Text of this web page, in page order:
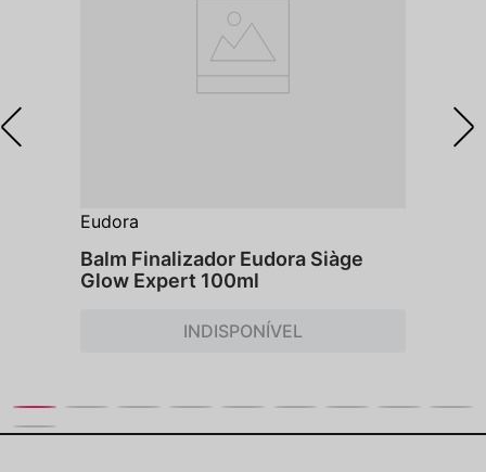
Eudora
Balm Finalizador Eudora Siàge
Glow Expert 100ml
INDISPONÍVEL